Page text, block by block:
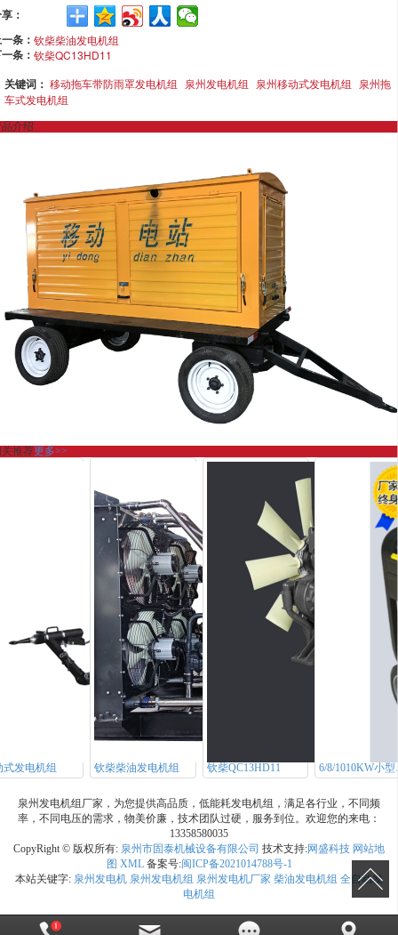
：
条： 钦柴柴油发电机组
条： 钦柴QC13HD11
关键词： 移动拖车带防雨罩发电机组 泉州发电机组 泉州移动式发电机组 泉州拖
车式发电机组
介绍
推荐更多>>
式发电机组 钦柴柴油发电机组 钦柴QC13HD11
泉州发电机组厂家，为您提供高品质，低能耗发电机组，满足各行业，不同频
率，不同电压的需求，物美价廉，技术团队过硬，服务到位。欢迎您的来电：
13358580035
CopyRight © 版权所有: 泉州市固泰机械设备有限公司 技术支持:网盛科技 网站地
图 XML备案号:闽ICP备2021014788号-1
本站关键字: 泉州发电机 泉州发电机组 泉州发电机厂家 柴油发电机组 全自动发
电机组